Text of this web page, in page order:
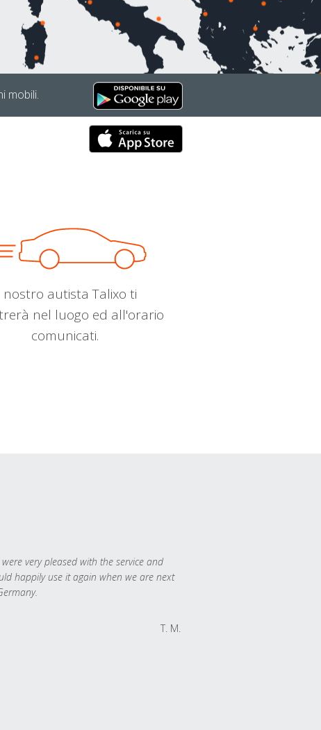
mobili.
nostro autista Talixo ti
nel luogo ed all'orario
comunicati.
were very pleased with the service and
happily use it again when we are next
T. M.